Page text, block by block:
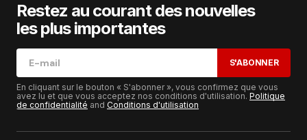
Restez au courant des nouvelles
les plus importantes
S'ABONNER
En cliquant sur le bouton « S'abonner », vous confirmez que vous
avez lu et que vous acceptez nos conditions d'utilisation. Politique
de confidentialité and Conditions d'utilisation